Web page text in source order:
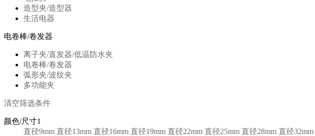
造型夹/造型器
生活电器
电卷棒/卷发器
离子夹/直发器/低温防水夹
电卷棒/卷发器
弧形夹/波纹夹
多功能夹
清空筛选条件
颜色/尺寸1
直径9mm 直径13mm 直径16mm 直径19mm 直径22mm 直径25mm 直径28mm 直径32mm